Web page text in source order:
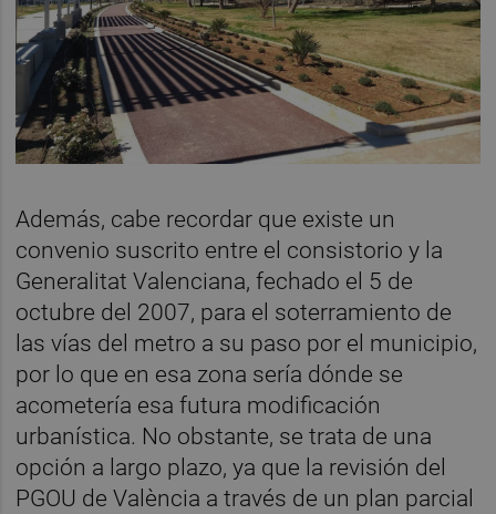
Además, cabe recordar que existe un
convenio suscrito entre el consistorio y la
Generalitat Valenciana, fechado el 5 de
octubre del 2007, para el soterramiento de
las vías del metro a su paso por el municipio,
por lo que en esa zona sería dónde se
acometería esa futura modificación
urbanística. No obstante, se trata de una
opción a largo plazo, ya que la revisión del
PGOU de València a través de un plan parcial